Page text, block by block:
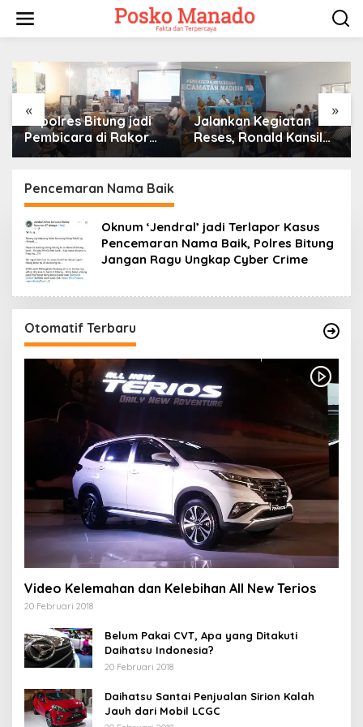
konten
« »
Kapolres Bitung jadi
Pembicara di Rakor
KPU terkait Persiapan
Jalankan Kegiatan
Reses, Ronald Kansil
Terima Keluhan Warga
Pencemaran Nama Baik
Oknum ‘Jendral’ jadi Terlapor Kasus
Pencemaran Nama Baik, Polres Bitung
Jangan Ragu Ungkap Cyber Crime
Otomatif Terbaru
Video Kelemahan dan Kelebihan All New Terios
20 Februari 2018
Belum Pakai CVT, Apa yang Ditakuti
Daihatsu Indonesia?
20 Februari 2018
Daihatsu Santai Penjualan Sirion Kalah
Jauh dari Mobil LCGC